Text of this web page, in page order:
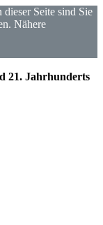
Seite sind Sie
Nähere
21. Jahrhunderts